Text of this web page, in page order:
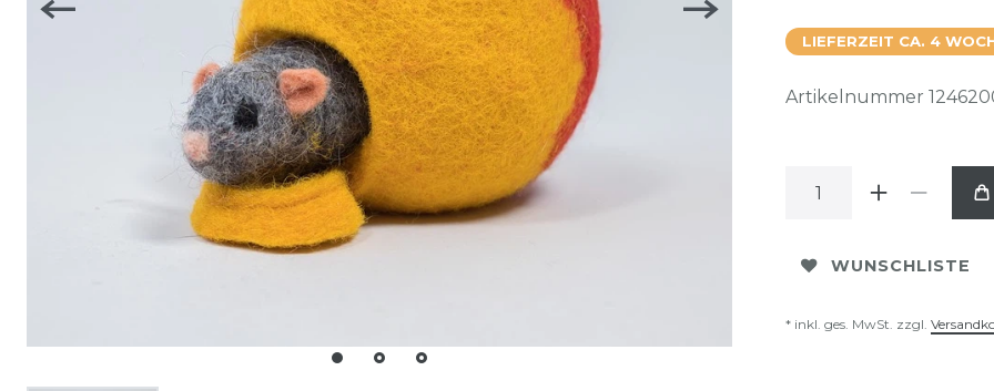
LIEFERZEIT CA. 4
Artikelnummer
WUNSCHLISTE
* inkl. ges. MwSt. zzgl.